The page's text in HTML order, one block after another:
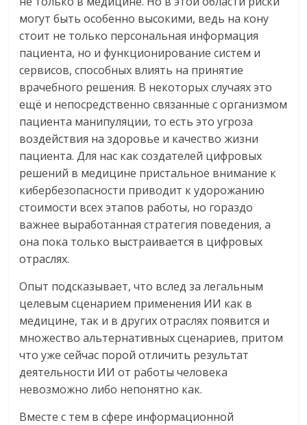
могут быть особенно высокими, ведь на кону
стоит не только персональная информация
пациента, но и функционирование систем и
сервисов, способных влиять на принятие
врачебного решения. В некоторых случаях это
ещё и непосредственно связанные с организмом
пациента манипуляции, то есть это угроза
воздействия на здоровье и качество жизни
пациента. Для нас как создателей цифровых
решений в медицине пристальное внимание к
кибербезопасности приводит к удорожанию
стоимости всех этапов работы, но гораздо
важнее выработанная стратегия поведения, а
она пока только выстраивается в цифровых
отраслях.
Опыт подсказывает, что вслед за легальным
целевым сценарием применения ИИ как в
медицине, так и в других отраслях появится и
множество альтернативных сценариев, притом
что уже сейчас порой отличить результат
деятельности ИИ от работы человека
невозможно либо непонятно как.
Вместе с тем в сфере информационной